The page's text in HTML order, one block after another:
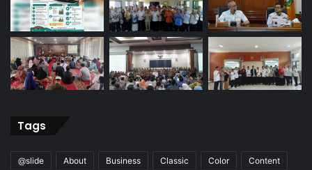
Tags
@slide About Business Classic Color Content